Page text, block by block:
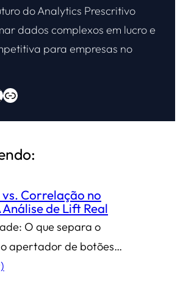
do Analytics Prescritivo
dados complexos em lucro e
para empresas no
Overdrive Marketing
Correlação no
de Lift Real
O que separa o
apertador de botões…